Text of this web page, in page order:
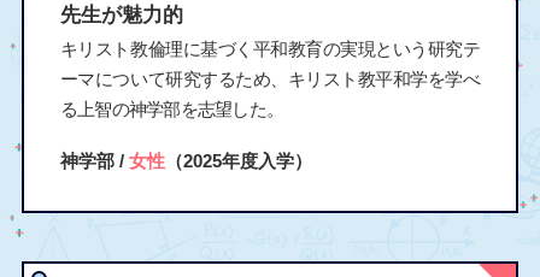
先生が魅力的
キリスト教倫理に基づく平和教育の実現という研究テ
ーマについて研究するため、キリスト教平和学を学べ
る上智の神学部を志望した。
神学部 / 女性（2025年度入学）